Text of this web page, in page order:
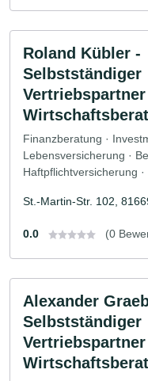
Roland Kübler -
Selbstständiger
Finanzberatung ·
Lebensversicherung ·
Haftpflichtversicherung
St.-Martin-Str. 102,
0.0 (0
Alexander
Selbstständiger